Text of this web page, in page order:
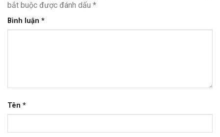
bắt buộc được đánh dấu *
Bình luận *
Tên *